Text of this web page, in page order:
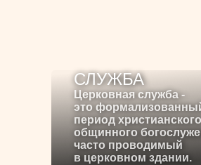
СЛУЖБА
Церковная служба -
это
период христианского
общинного
часто проводимый
в церковном здании.